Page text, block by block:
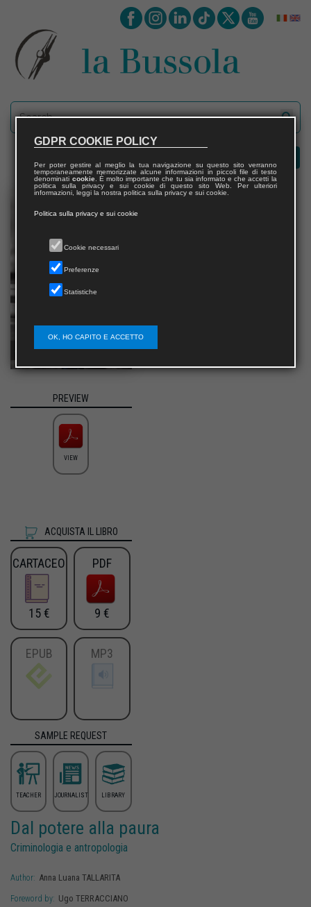
PREVIEW
VIEW
ACQUISTA IL LIBRO
CARTACEO
15 €
PDF
9 €
EPUB MP3
SAMPLE REQUEST
TEACHER JOURNALIST LIBRARY
Dal potere alla paura
Criminologia e antropologia
Author: Anna Luana TALLARITA
Foreword by: Ugo TERRACCIANO
GDPR COOKIE POLICY
Per poter gestire al meglio la tua navigazione su questo sito verranno
temporaneamente memorizzate alcune informazioni in piccoli file di testo
denominati cookie. È molto importante che tu sia informato e che accetti la
politica sulla privacy e sui cookie di questo sito Web. Per ulteriori
informazioni, leggi la nostra politica sulla privacy e sui cookie.
Politica sulla privacy e sui cookie
Cookie necessari
Preferenze
Statistiche
OK, HO CAPITO E ACCETTO